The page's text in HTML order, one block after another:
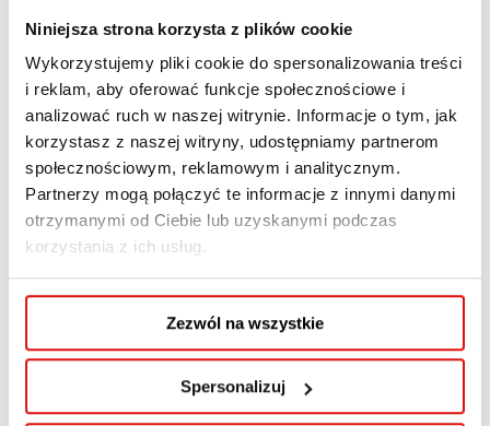
Niniejsza strona korzysta z plików cookie
Wykorzystujemy pliki cookie do spersonalizowania treści
i reklam, aby oferować funkcje społecznościowe i
analizować ruch w naszej witrynie. Informacje o tym, jak
korzystasz z naszej witryny, udostępniamy partnerom
społecznościowym, reklamowym i analitycznym.
Partnerzy mogą połączyć te informacje z innymi danymi
otrzymanymi od Ciebie lub uzyskanymi podczas
korzystania z ich usług.
Zezwól na wszystkie
Spersonalizuj
Wyższa Szkoła Przedsiębiorczości i Administracji
w Lublinie (WSPA) została powołana 18 sierpnia
1998 roku decyzją Ministra Edukacji Narodowej.
Jest wpisana do ewidencji uczelni
niepublicznych, prowadzonej aktualnie przez
Ministra Edukacji i Nauki, pod numerem 144.
Adres
Wyższa Szkoła Przedsiębiorczości i
Administracji w Lublinie
20-150 Lublin
Rektorat(pokój 301)